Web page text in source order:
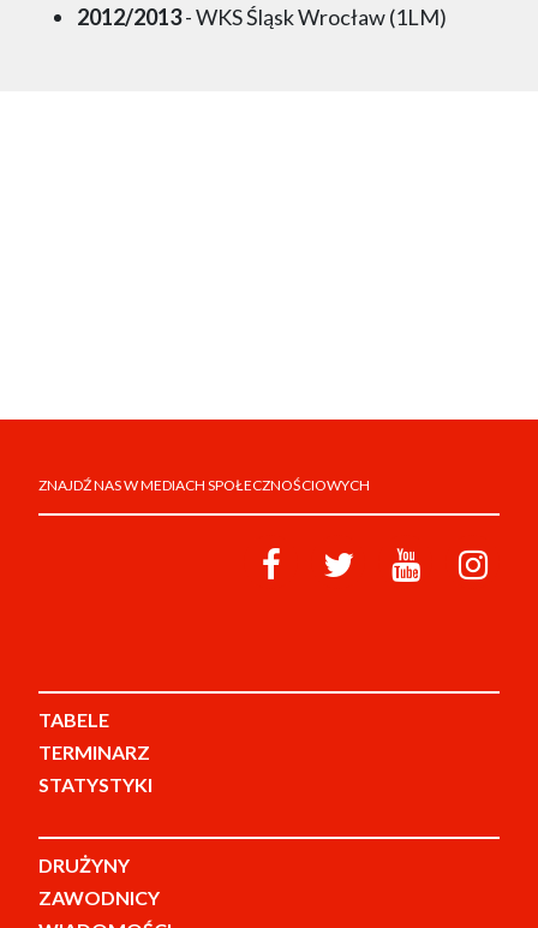
2012/2013- WKS Śląsk Wrocław (1LM)
ZNAJDŹ NAS W MEDIACH SPOŁECZNOŚCIOWYCH
TABELE
TERMINARZ
STATYSTYKI
DRUŻYNY
ZAWODNICY